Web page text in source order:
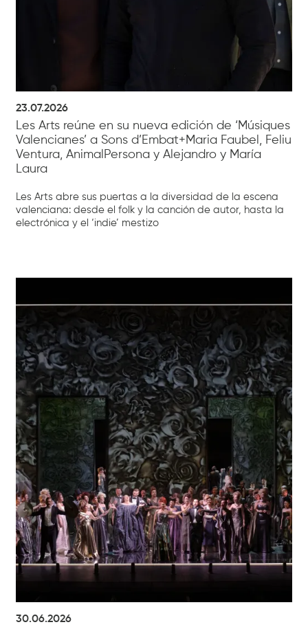
23.07.2026
Les Arts reúne en su nueva edición de ‘Músiques
Valencianes’ a Sons d’Embat+Maria Faubel, Feliu
Ventura, AnimalPersona y Alejandro y María
Laura
Les Arts abre sus puertas a la diversidad de la escena
valenciana: desde el folk y la canción de autor, hasta la
electrónica y el ‘indie’ mestizo
30.06.2026